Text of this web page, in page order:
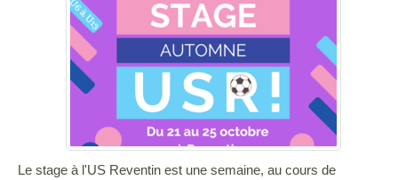
Le stage à l'US Reventin est une semaine, au cours de